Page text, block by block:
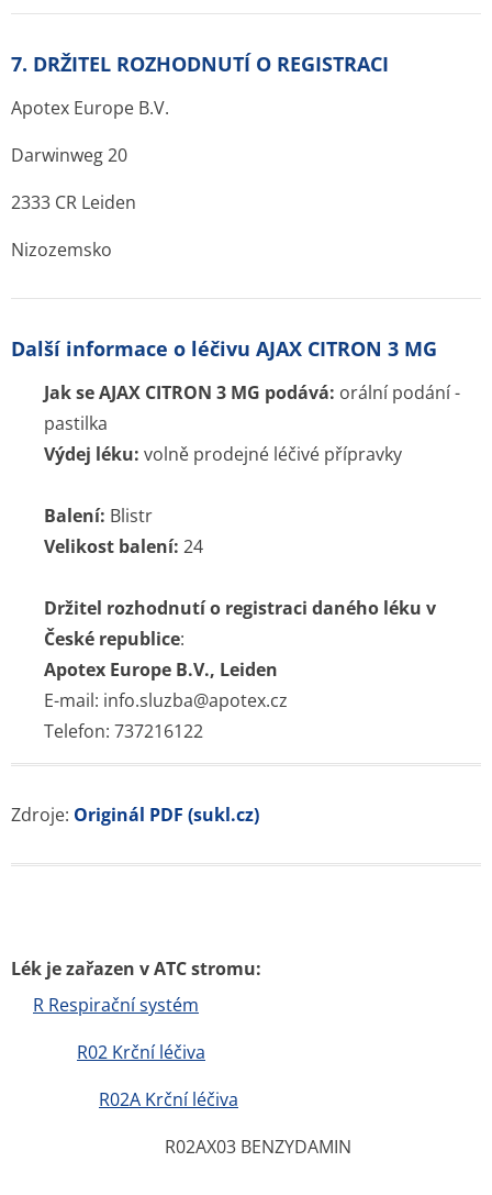
7. DRŽITEL ROZHODNUTÍ O REGISTRACI
Apotex Europe B.V.
Darwinweg 20
2333 CR Leiden
Nizozemsko
Další informace o léčivu AJAX CITRON 3 MG
Jak se AJAX CITRON 3 MG podává: orální podání -
pastilka
Výdej léku: volně prodejné léčivé přípravky
Balení: Blistr
Velikost balení: 24
Držitel rozhodnutí o registraci daného léku v
České republice:
Apotex Europe B.V., Leiden
E-mail: info.sluzba@apotex.cz
Telefon: 737216122
Zdroje: Originál PDF (sukl.cz)
Lék je zařazen v ATC stromu:
R Respirační systém
R02 Krční léčiva
R02A Krční léčiva
R02AX03 BENZYDAMIN